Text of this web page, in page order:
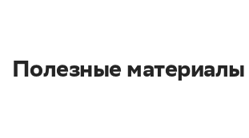
Полезные материалы